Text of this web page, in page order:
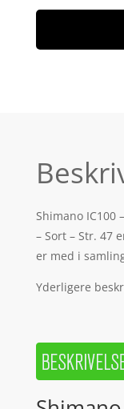
Shimano IC100
– Sort – Str. 47
er med i
Yderligere